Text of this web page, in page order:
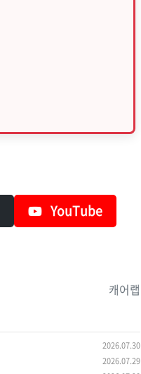
YouTube
캐어랩
2026.07.30
2026.07.29